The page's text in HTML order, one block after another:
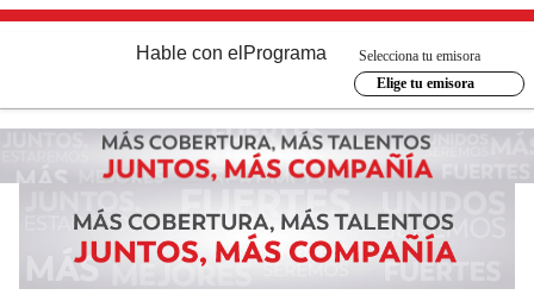
Hable con el Programa
Selecciona tu emisora
Elige tu emisora